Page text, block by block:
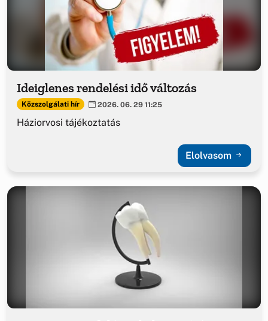
Ideiglenes rendelési idő változás
Közszolgálati hír 2026. 06. 29 11:25
Háziorvosi tájékoztatás
Elolvasom